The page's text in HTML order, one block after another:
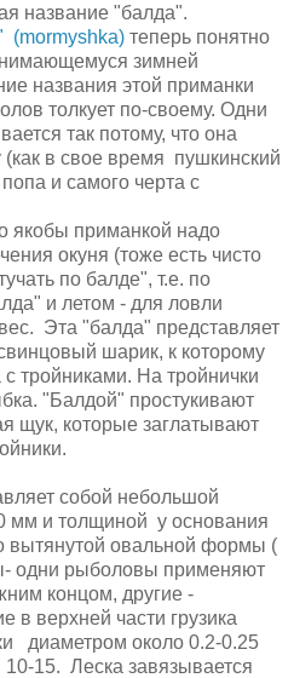
название "балда".
теперь понятно
зимней
названия этой приманки
толкует по-своему. Одни
так потому, что она
в свое время пушкинский
и самого черта с
якобы приманкой надо
окуня (тоже есть чисто
по балде", т.е. по
и летом - для ловли
Эта "балда" представляет
шарик, к которому
тройниками. На тройнички
"Балдой" простукивают
щук, которые заглатывают
собой небольшой
мм и толщиной у основания
вытянутой овальной формы (
одни рыболовы применяют
концом, другие -
в верхней части грузика
диаметром около 0.2-0.25
15. Леска завязывается